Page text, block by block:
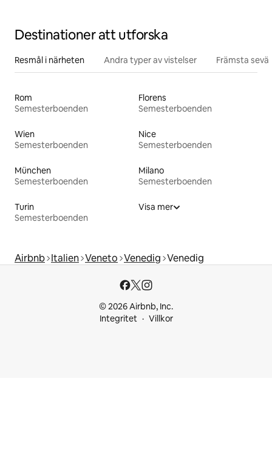
Destinationer att utforska
Resmål i närheten Andra typer av vistelser Främsta
Rom
Semesterboenden
Florens
Semesterboenden
Wien
Semesterboenden
Nice
Semesterboenden
München
Semesterboenden
Milano
Semesterboenden
Turin
Semesterboenden
Visa mer
Airbnb Italien Veneto Venedig Venedig
© 2026 Airbnb, Inc.
Integritet
Villkor